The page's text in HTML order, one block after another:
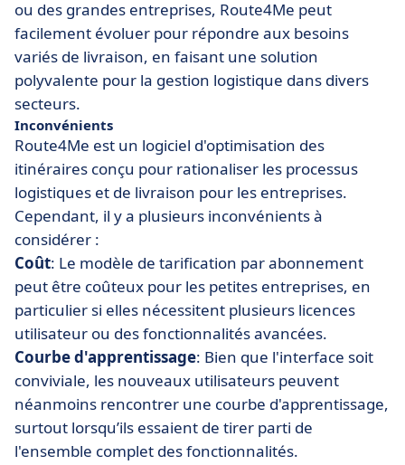
ou des grandes entreprises, Route4Me peut
facilement évoluer pour répondre aux besoins
variés de livraison, en faisant une solution
polyvalente pour la gestion logistique dans divers
secteurs.
Inconvénients
Route4Me est un logiciel d'optimisation des
itinéraires conçu pour rationaliser les processus
logistiques et de livraison pour les entreprises.
Cependant, il y a plusieurs inconvénients à
considérer :
Coût: Le modèle de tarification par abonnement
peut être coûteux pour les petites entreprises, en
particulier si elles nécessitent plusieurs licences
utilisateur ou des fonctionnalités avancées.
Courbe d'apprentissage: Bien que l'interface soit
conviviale, les nouveaux utilisateurs peuvent
néanmoins rencontrer une courbe d'apprentissage,
surtout lorsqu’ils essaient de tirer parti de
l'ensemble complet des fonctionnalités.